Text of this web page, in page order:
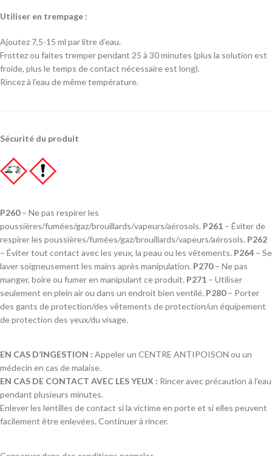
Utiliser en trempage :
Ajoutez 7,5-15 ml par litre d’eau.
Frottez ou faites tremper pendant 25 à 30 minutes (plus la solution est
froide, plus le temps de contact nécessaire est long).
Rincez à l’eau de même température.
Sécurité du produit
P260– Ne pas respirer les
poussières/fumées/gaz/brouillards/vapeurs/aérosols. P261 – Éviter de
respirer les poussières/fumées/gaz/brouillards/vapeurs/aérosols. P262
– Éviter tout contact avec les yeux, la peau ou les vêtements. P264 – Se
laver soigneusement les mains après manipulation. P270– Ne pas
manger, boire ou fumer en manipulant ce produit. P271 – Utiliser
seulement en plein air ou dans un endroit bien ventilé. P280– Porter
des gants de protection/des vêtements de protection/un équipement
de protection des yeux/du visage.
EN CAS D’INGESTION : Appeler un CENTRE ANTIPOISON ou un
médecin en cas de malaise.
EN CAS DE CONTACT AVEC LES YEUX : Rincer avec précaution à l’eau
pendant plusieurs minutes.
Enlever les lentilles de contact si la victime en porte et si elles peuvent
facilement être enlevées. Continuer à rincer.